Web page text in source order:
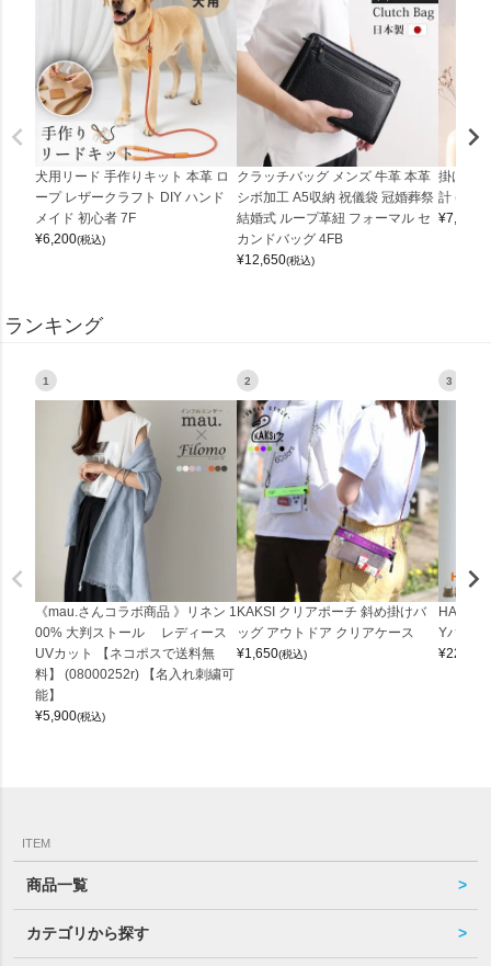
犬用リード 手作りキット 本革 ロ
ープ レザークラフト DIY ハンド
メイド 初心者 7F
¥6,200(税込)
クラッチバッグ メンズ 牛革 本革
シボ加工 A5収納 祝儀袋 冠婚葬祭
結婚式 ループ革紐 フォーマル セ
カンドバッグ 4FB
¥12,650(税込)
掛け時
計
¥7,150
ランキング
1
《mau.さんコラボ商品 》リネン 1
00% 大判ストール レディース
UVカット 【ネコポスで送料無
料】 (08000252r) 【名入れ刺繍可
能】
¥5,900(税込)
2
KAKSI クリアポーチ 斜め掛けバ
ッグ アウトドア クリアケース
¥1,650(税込)
3
Yバッグ
¥22,000
ITEM
商品一覧
カテゴリから探す